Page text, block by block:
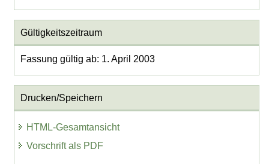
Gültigkeitszeitraum
Fassung gültig ab: 1. April 2003
Drucken/Speichern
HTML-Gesamtansicht
Vorschrift als PDF